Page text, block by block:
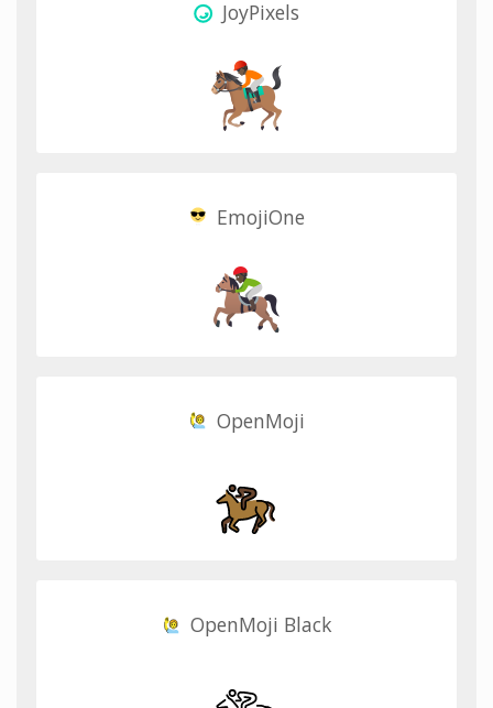
JoyPixels
EmojiOne
OpenMoji
OpenMoji Black